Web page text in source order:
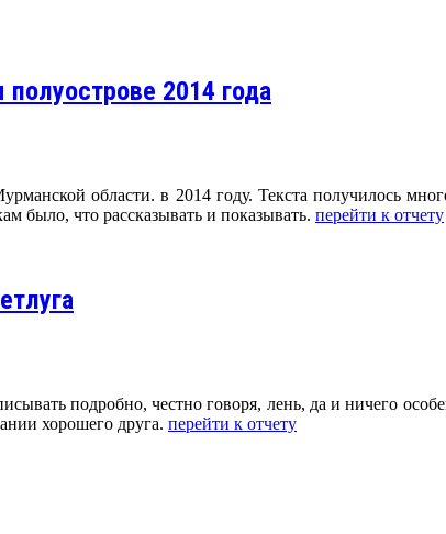
2014 года
области. в 2014 году. Текста получилось
было, что рассказывать и показывать. перейти к отчету
подробно, честно говоря, лень, да и ничего
хорошего друга. перейти к отчету